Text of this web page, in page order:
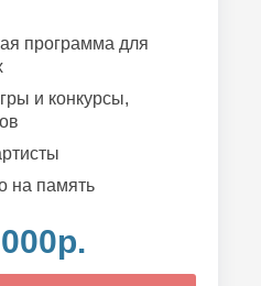
программа для
и конкурсы,
на память